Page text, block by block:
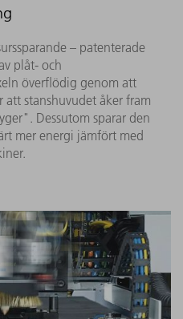
– patenterade
plåt- och
överflödig genom att
stanshuvudet åker fram
Dessutom sparar den
mer energi jämfört med